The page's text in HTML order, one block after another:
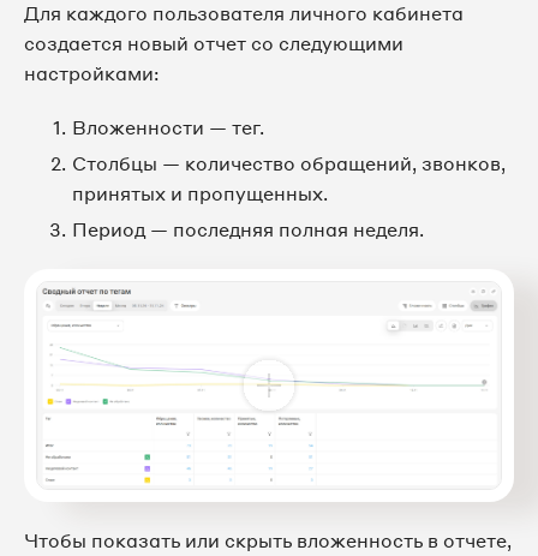
Для каждого пользователя личного кабинета
создается новый отчет со следующими
настройками:
Вложенности — тег.
Столбцы — количество обращений, звонков,
принятых и пропущенных.
Период — последняя полная неделя.
Чтобы показать или скрыть вложенность в отчете,